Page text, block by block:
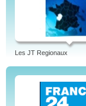
Les JT Regionaux